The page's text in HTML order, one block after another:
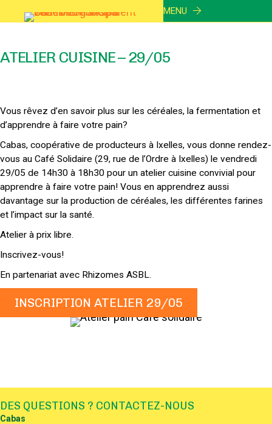
MENU
ATELIER CUISINE – 29/05
Vous rêvez d’en savoir plus sur les céréales, la fermentation et
d’apprendre à faire votre pain?
Cabas, coopérative de producteurs à Ixelles, vous donne rendez-
vous au Café Solidaire (29, rue de l’Ordre à Ixelles) le vendredi
29/05 de 14h30 à 18h30 pour un atelier cuisine convivial pour
apprendre à faire votre pain! Vous en apprendrez aussi
davantage sur la production de céréales, les différentes farines
et l’impact sur la santé.
Atelier à prix libre.
Inscrivez-vous!
En partenariat avec Rhizomes ASBL.
INSCRIPTION ATELIER 29/05
DES QUESTIONS ? CONTACTEZ-NOUS
Cabas